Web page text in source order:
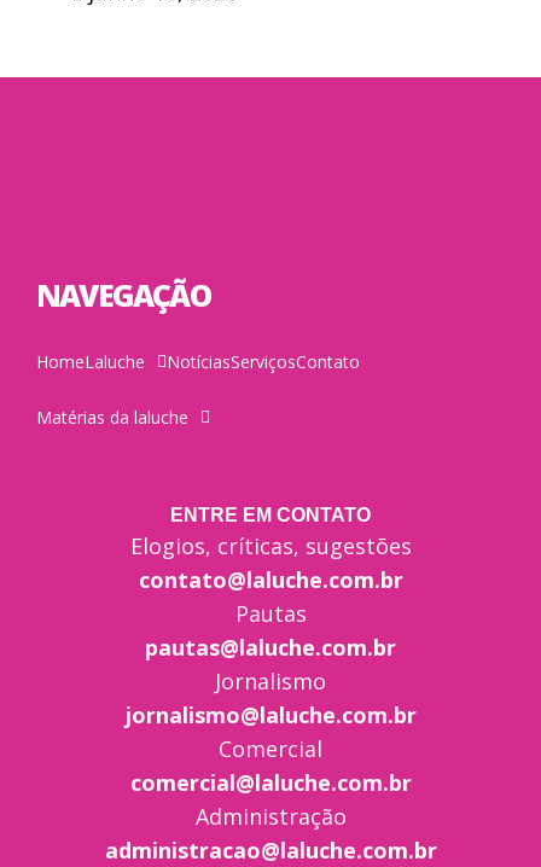
NAVEGAÇÃO
HomeLaluche NotíciasServiçosContato
Matérias da laluche
ENTRE EM CONTATO
Elogios, críticas, sugestões
contato@laluche.com.br
Pautas
pautas@laluche.com.br
Jornalismo
jornalismo@laluche.com.br
Comercial
comercial@laluche.com.br
Administração
administracao@laluche.com.br